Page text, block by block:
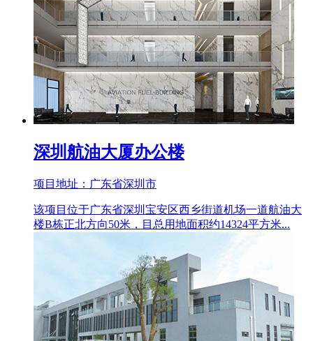
深圳航油大厦办公楼
项目地址：广东省深圳市
该项目位于广东省深圳宝安区西乡街道机场一道航油大
楼B栋正北方向50米，目总用地面积约14324平方米...